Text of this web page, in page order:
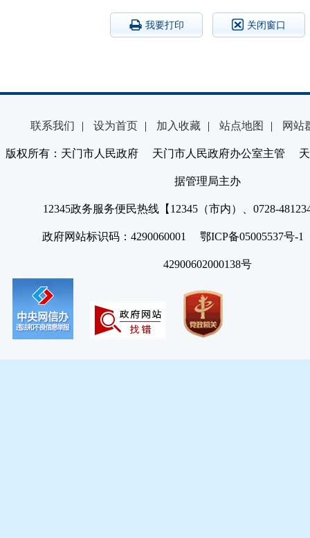
我要打印 关闭窗口
联系我们 | 设为首页 | 加入收藏 | 站点地图 | 网站
版权所有：天门市人民政府 天门市人民政府办公室主管 天
据管理局主办
12345政务服务便民热线【12345（市内）、0728-
政府网站标识码：4290060001 鄂ICP备05005537号
42900602000138号